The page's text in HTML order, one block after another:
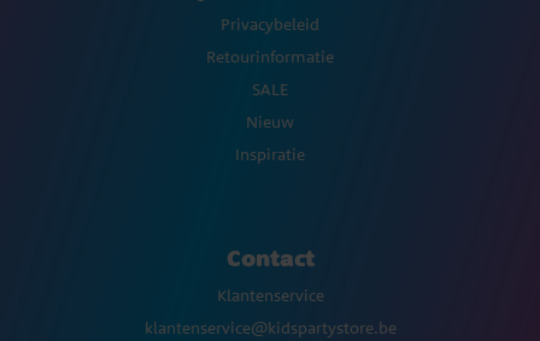
Privacybeleid
Retourinformatie
SALE
Nieuw
Inspiratie
Contact
Klantenservice
klantenservice@kidspartystore.be